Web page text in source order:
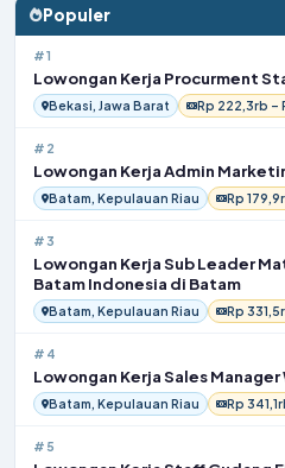
Populer
#1
Lowongan Kerja Procurment
Bekasi, Jawa Barat Rp 222,3rb –
#2
Lowongan Kerja Admin
Batam, Kepulauan Riau Rp
#3
Lowongan Kerja Sub Leader
Batam Indonesia di Batam
Batam, Kepulauan Riau Rp
#4
Lowongan Kerja Sales
Batam, Kepulauan Riau Rp
#5